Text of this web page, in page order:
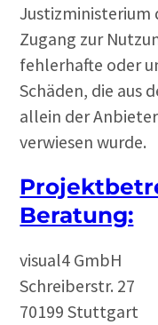
Justizministerium
Zugang zur
fehlerhafte oder
Schäden, die aus
allein der
verwiesen wurde.
Beratung:
visual4 GmbH
Schreiberstr. 27
70199 Stuttgart